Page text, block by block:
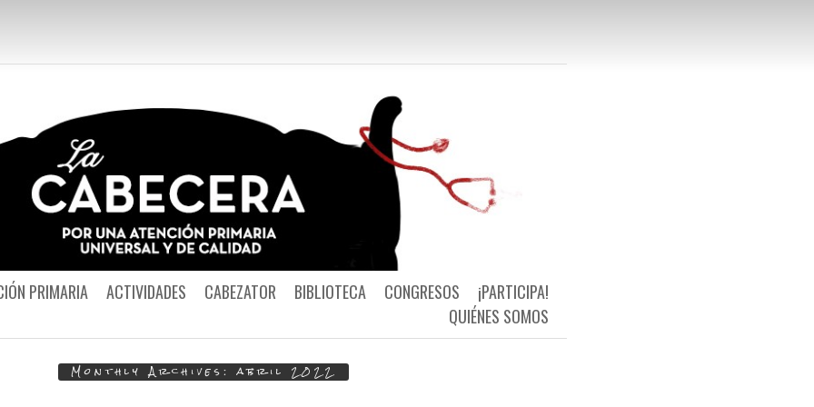
¡PARTICIPA!
CONGRESOS
BIBLIOTECA
CABEZATOR
ACTIVIDADES
PRIMARIA
QUIÉNES SOMOS
Monthly Archives:abril 2022